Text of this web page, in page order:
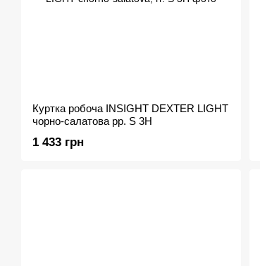
Куртка робоча INSIGHT DEXTER LIGHT
чорно-салатова рр. S 3H
1 433 грн